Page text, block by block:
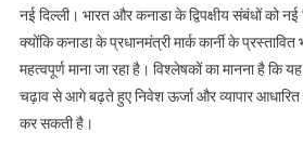
नई दिल्ली। भारत और कनाडा के द्विपक्षीय संबंधों को
क्योंकि कनाडा के प्रधानमंत्री मार्क कार्नी के
महत्वपूर्ण माना जा रहा है। विश्लेषकों का मानना है कि
चढ़ाव से आगे बढ़ते हुए निवेश ऊर्जा और व्यापार
कर सकती है।